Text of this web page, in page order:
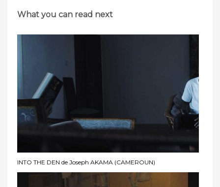
What you can read next
INTO THE DEN de Joseph AKAMA (CAMEROUN)